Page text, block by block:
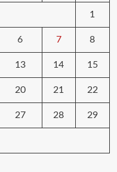
1
6 7 8
13 14 15
20 21 22
27 28 29